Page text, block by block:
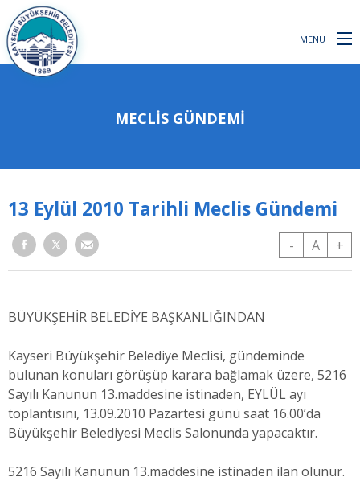
MENÜ
MECLİS GÜNDEMİ
13 Eylül 2010 Tarihli Meclis Gündemi
- A +
BÜYÜKŞEHİR BELEDİYE BAŞKANLIĞINDAN
​Kayseri Büyükşehir Belediye Meclisi, gündeminde
bulunan konuları görüşüp karara bağlamak üzere, 5216
Sayılı Kanunun 13.maddesine istinaden, EYLÜL ayı
toplantısını, 13.09.2010 Pazartesi günü saat 16.00’da
Büyükşehir Belediyesi Meclis Salonunda yapacaktır.
5216 Sayılı Kanunun 13.maddesine istinaden ilan olunur.